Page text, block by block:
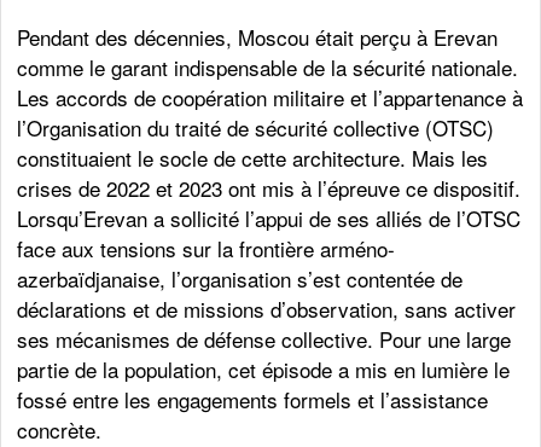
Pendant des décennies, Moscou était perçu à Erevan
comme le garant indispensable de la sécurité nationale.
Les accords de coopération militaire et l’appartenance à
l’Organisation du traité de sécurité collective (OTSC)
constituaient le socle de cette architecture. Mais les
crises de 2022 et 2023 ont mis à l’épreuve ce dispositif.
Lorsqu’Erevan a sollicité l’appui de ses alliés de l’OTSC
face aux tensions sur la frontière arméno-
azerbaïdjanaise, l’organisation s’est contentée de
déclarations et de missions d’observation, sans activer
ses mécanismes de défense collective. Pour une large
partie de la population, cet épisode a mis en lumière le
fossé entre les engagements formels et l’assistance
concrète.